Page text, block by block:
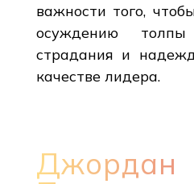
важности того,
осуждению
страдания и
качестве лидера.
Джордан